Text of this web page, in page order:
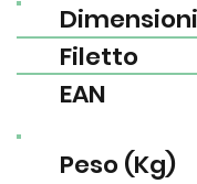
EAN
Filetto
Dimensioni
Peso (Kg)